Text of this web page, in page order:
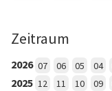
Zeitraum
2026 07 06 05 04
2025 12 11 10 09